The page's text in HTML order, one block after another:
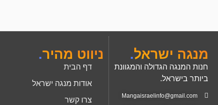
מנגה ישראל.
חנות המנגה הגדולה והמגוונת
ביותר בישראל.
Mangaisraelinfo@gmail.com
ניווט מהיר.
דף הבית
אודות מנגה ישראל
צרו קשר